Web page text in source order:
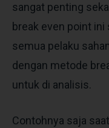
sangat penting
break even point
semua pelaku
dengan metode
untuk di analisis.
Contohnya saja